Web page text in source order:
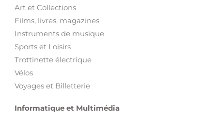
Art et Collections
Films, livres, magazines
Instruments de musique
Sports et Loisirs
Trottinette électrique
Vélos
Voyages et Billetterie
Informatique et Multimédia